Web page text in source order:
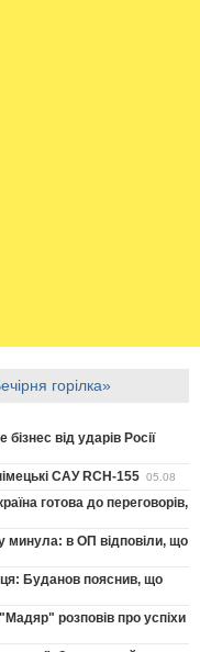
горілка»
від ударів Росії
САУ RCH-155 05.08
готова до переговорів,
минула: в ОП відповіли, що
Буданов пояснив, що
розповів про успіхи